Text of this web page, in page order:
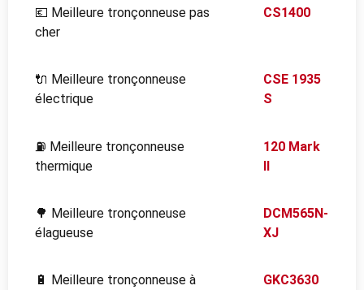
💶 Meilleure tronçonneuse pas
cher
CS1400
🔌 Meilleure tronçonneuse
électrique
CSE 1935
S
⛽ Meilleure tronçonneuse
thermique
120 Mark
II
🌳 Meilleure tronçonneuse
élagueuse
DCM565N-
XJ
🔋 Meilleure tronçonneuse à
GKC3630